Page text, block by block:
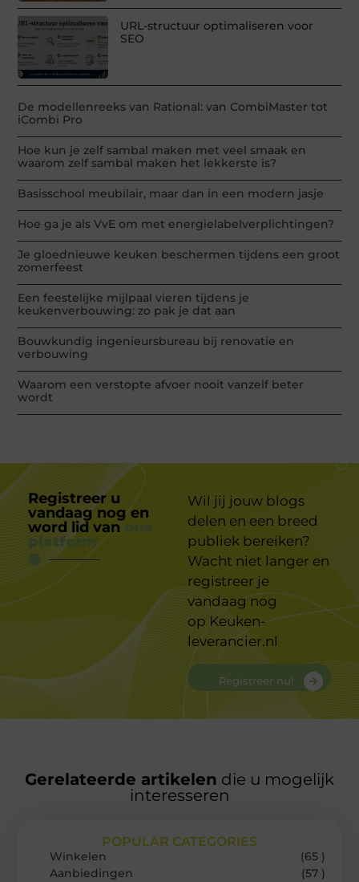
URL-structuur optimaliseren voor
SEO
De modellenreeks van Rational: van CombiMaster tot
iCombi Pro
Hoe kun je zelf sambal maken met veel smaak en
waarom zelf sambal maken het lekkerste is?
Basisschool meubilair, maar dan in een modern jasje
Hoe ga je als VvE om met energielabelverplichtingen?
Je gloednieuwe keuken beschermen tijdens een groot
zomerfeest
Een feestelijke mijlpaal vieren tijdens je
keukenverbouwing: zo pak je dat aan
Bouwkundig ingenieursbureau bij renovatie en
verbouwing
Waarom een verstopte afvoer nooit vanzelf beter
wordt
Registreer u
vandaag nog en
word lid van
platform
Wil jij jouw blogs
delen en een breed
publiek bereiken?
Wacht niet langer en
registreer je
vandaag nog
opKeuken-
leverancier.nl
Registreer nu!
Gerelateerde artikelen die u mogelijk
interesseren
POPULAR CATEGORIES
Winkelen
(65 )
Aanbiedingen
(57 )